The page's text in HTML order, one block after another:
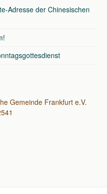
Adresse der Chinesischen
Gemeinde Frankfurt e.V.